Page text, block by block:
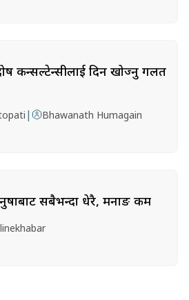
दोष कन्सल्टेन्सीलाई दिन खोज्नु गलत
| Bhawanath Humagain
सबैभन्दा धेरै, मनाङ कम